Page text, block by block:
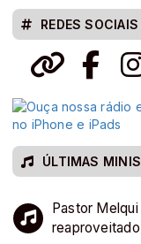
REDES SOCIAIS
ÚLTIMAS
Pastor